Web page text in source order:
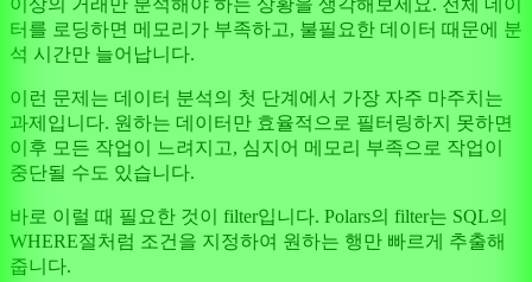
이상의 거래만 분석해야 하는 상황을 생각해보세요. 전체 데이
터를 로딩하면 메모리가 부족하고, 불필요한 데이터 때문에 분
석 시간만 늘어납니다.
이런 문제는 데이터 분석의 첫 단계에서 가장 자주 마주치는
과제입니다. 원하는 데이터만 효율적으로 필터링하지 못하면
이후 모든 작업이 느려지고, 심지어 메모리 부족으로 작업이
중단될 수도 있습니다.
바로 이럴 때 필요한 것이 filter입니다. Polars의 filter는 SQL의
WHERE절처럼 조건을 지정하여 원하는 행만 빠르게 추출해
줍니다.